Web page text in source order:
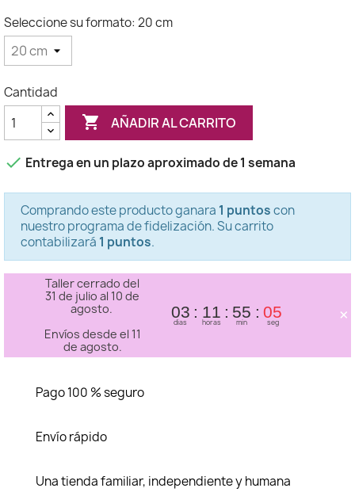
Seleccione su formato: 20 cm
Cantidad
 AÑADIR AL CARRITO
 Entrega en un plazo aproximado de 1 semana
Comprando este producto ganara 1 puntoscon
nuestro programa de fidelización. Su carrito
contabilizará 1 puntos.
Taller cerrado del
31 de julio al 10 de
agosto.
Envíos desde el 11
de agosto.
03
dias
11
horas
55
min
04
seg ×
Pago 100 % seguro
Envío rápido
Una tienda familiar, independiente y humana